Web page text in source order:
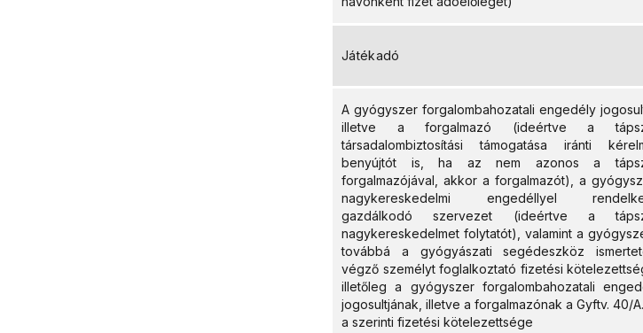
Játékadó
A gyógyszer forgalombahozatali engedély
illetve a forgalmazó (ideértve a
társadalombiztosítási támogatása iránti
benyújtót is, ha az nem azonos a
forgalmazójával, akkor a forgalmazót), a
nagykereskedelmi engedéllyel
gazdálkodó szervezet (ideértve a
nagykereskedelmet folytatót), valamint a
továbbá a gyógyászati segédeszköz
végző személyt foglalkoztató fizetési
illetőleg a gyógyszer forgalombahozatali
jogosultjának, illetve a forgalmazónak a Gyftv. 40/
a szerinti fizetési kötelezettsége